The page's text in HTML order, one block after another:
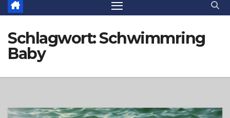
Schlagwort:Schwimmring
Baby